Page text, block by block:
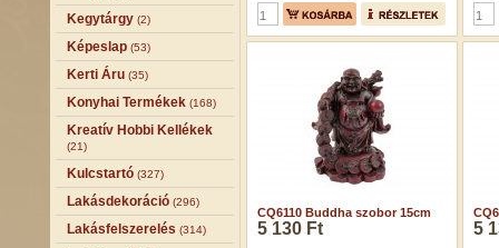
Kegytárgy (2)
Képeslap (53)
Kerti Áru (35)
Konyhai Termékek (168)
Kreatív Hobbi Kellékek
(21)
Kulcstartó (327)
Lakásdekoráció (296)
Lakásfelszerelés (314)
CQ6110 Buddha szobor 15cm
5 130 Ft 5